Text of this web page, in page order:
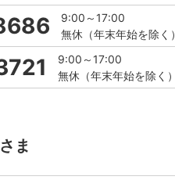
9:00～17:00
無休（年末年始を除く）
9:00～17:00
無休（年末年始を除く）
ま